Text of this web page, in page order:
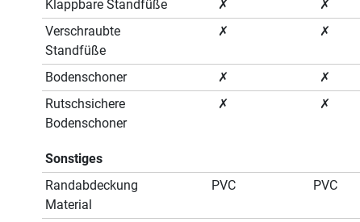
Klappbare Standfüße
✗ ✗
Verschraubte
Standfüße
✗ ✗
Bodenschoner ✗ ✗
Rutschsichere
Bodenschoner
✗ ✗
Sonstiges
Randabdeckung
Material
PVC PVC